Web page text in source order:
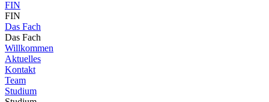
FIN
FIN
Das Fach
Das Fach
Willkommen
Aktuelles
Kontakt
Team
Studium